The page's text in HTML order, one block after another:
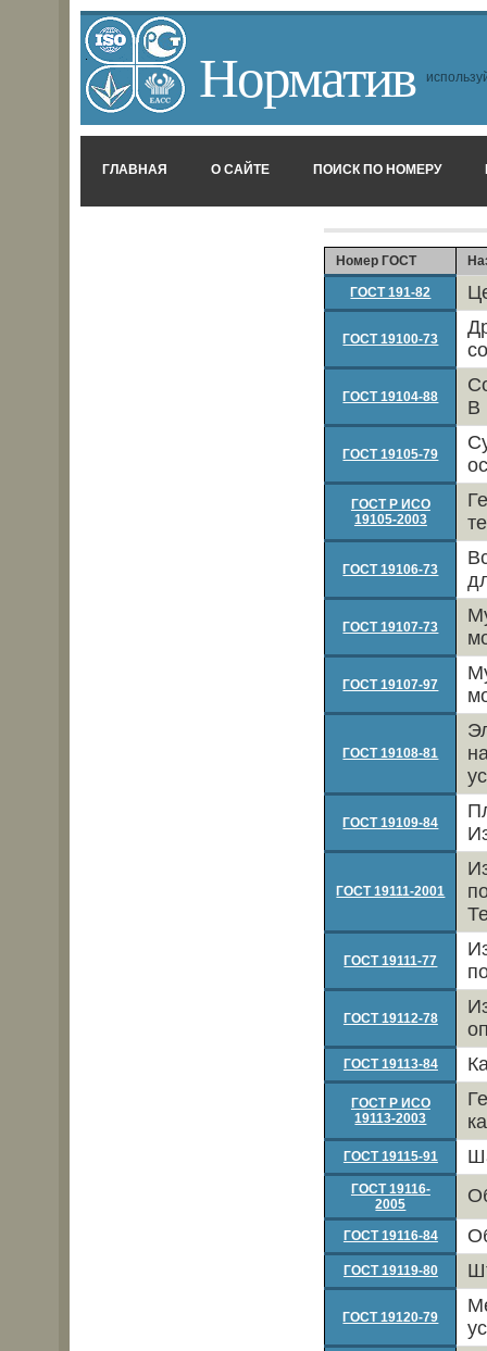
Норматив
ГЛАВНАЯ О САЙТЕ ПОИСК ПО НОМЕРУ
Номер ГОСТ
ГОСТ 191-82
ГОСТ 19100-73
ГОСТ 19104-88
В
ГОСТ 19105-79
ГОСТ Р ИСО
19105-2003
ГОСТ 19106-73
ГОСТ 19107-73
ГОСТ 19107-97
ГОСТ 19108-81
ГОСТ 19109-84
ГОСТ 19111-2001
ГОСТ 19111-77
ГОСТ 19112-78
ГОСТ 19113-84
ГОСТ Р ИСО
19113-2003
ГОСТ 19115-91
ГОСТ 19116-
2005
ГОСТ 19116-84
ГОСТ 19119-80
ГОСТ 19120-79